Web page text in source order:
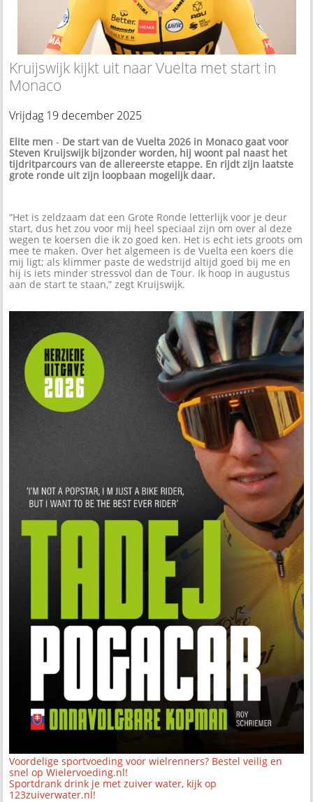
Kruijswijk kijkt uit naar Vuelta met start in
Monaco
Vrijdag 19 december 2025
Elite men - De start van de Vuelta 2026 in Monaco gaat voor
Steven Kruijswijk bijzonder worden, hij woont pal naast het
tijdritparcours van de allereerste etappe. En rijdt zijn laatste
grote ronde uit zijn loopbaan mogelijk daar.
“Het is zeldzaam dat een Grote Ronde letterlijk voor je deur
start, dus het zou voor mij heel speciaal zijn om over al deze
wegen te koersen die ik zo goed ken. Het is echt iets groots om
mee te maken. Over het algemeen is de Vuelta een koers die
mij ligt; als klimmer paste de wedstrijd altijd goed bij me en
hij is iets minder stressvol dan de Tour. Ik hoop in augustus
aan de start te staan,” zegt Kruijswijk.
Voordelige sportvoeding voor wielrenners? Bestel veilig en
snel op Wielervoeding.nl!
Sportdrank drink je met zuiver water, kijk op
123zuiverwater.nl!